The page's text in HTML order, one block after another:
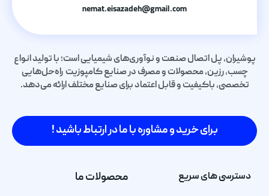
nemat.eisazadeh@gmail.com
پوشیران، پل اتصال صنعت و نوآوری‌های شیمیایی است؛ با تولید انواع
چسب، رزین، محصولات و مصرف در صنایع کامپوزیت راه‌حل‌هایی
تخصصی، باکیفیت و قابل اعتماد برای صنایع مختلف ارائه می‌دهد.
برای خرید و مشاوره با ما در ارتباط باشید !
دسترسی های سریع محصولات ما